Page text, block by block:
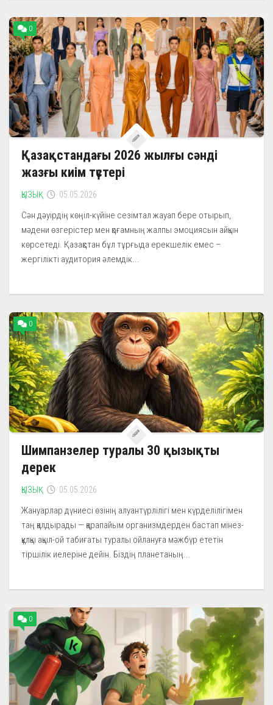
0
Қазақстандағы 2026 жылғы сәнді
жазғы киім түстері
ҚЫЗЫҚ 05.05.2026
Сән дәуірдің көңіл-күйіне сезімтал жауап бере отырып,
мәдени өзгерістер мен қоғамның жалпы эмоциясын айқын
көрсетеді. Қазақстан бұл тұрғыда ерекшелік емес –
жергілікті аудитория әлемдік...
0
Шимпанзелер туралы 30 қызықты
дерек
ҚЫЗЫҚ 05.05.2026
Жануарлар дүниесі өзінің алуантүрлілігі мен күрделілігімен
таң қалдырады — қарапайым организмдерден бастап мінез-
құлқы ақыл-ой табиғаты туралы ойлануға мәжбүр ететін
тіршілік иелеріне дейін. Біздің планетаның...
0